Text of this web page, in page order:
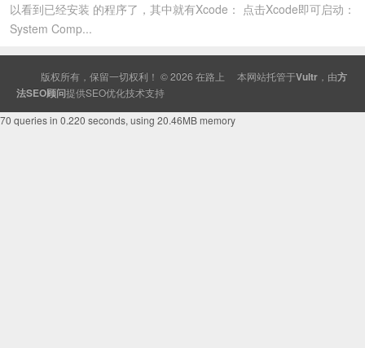
以看到已经安装 的程序了，其中就有Xcode： 点击Xcode即可启动：
System Comp...
版权所有，保留一切权利！ © 2026 在路上 本网站托管于Vultr ，由方
法SEO顾问提供SEO优化技术支持
70 queries in 0.220 seconds, using 20.46MB memory